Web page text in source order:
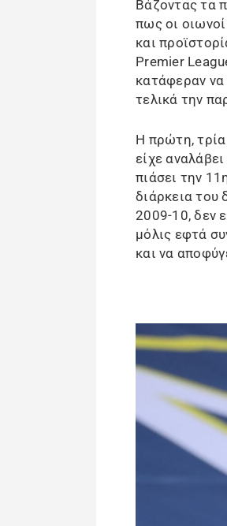
Βάζοντας τα
πως οι
και
Premier
κατάφεραν
τελικά την
Η πρώτη, τρία
είχε
πιάσει την
διάρκεια του
2009-10, δεν
μόλις εφτά
και να